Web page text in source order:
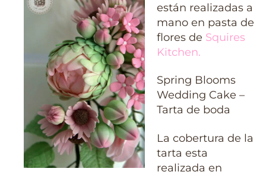
están realizadas a
mano en pasta de
flores de Squires
Kitchen.
Spring Blooms
Wedding Cake –
Tarta de boda
La cobertura de la
tarta esta
realizada en